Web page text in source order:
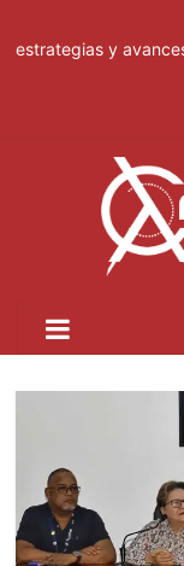
estrategias y
ETED y la Armada
para el resguardo
Thalia Terrero se
Pronostican cielo
Ricardo de los
proceso interno